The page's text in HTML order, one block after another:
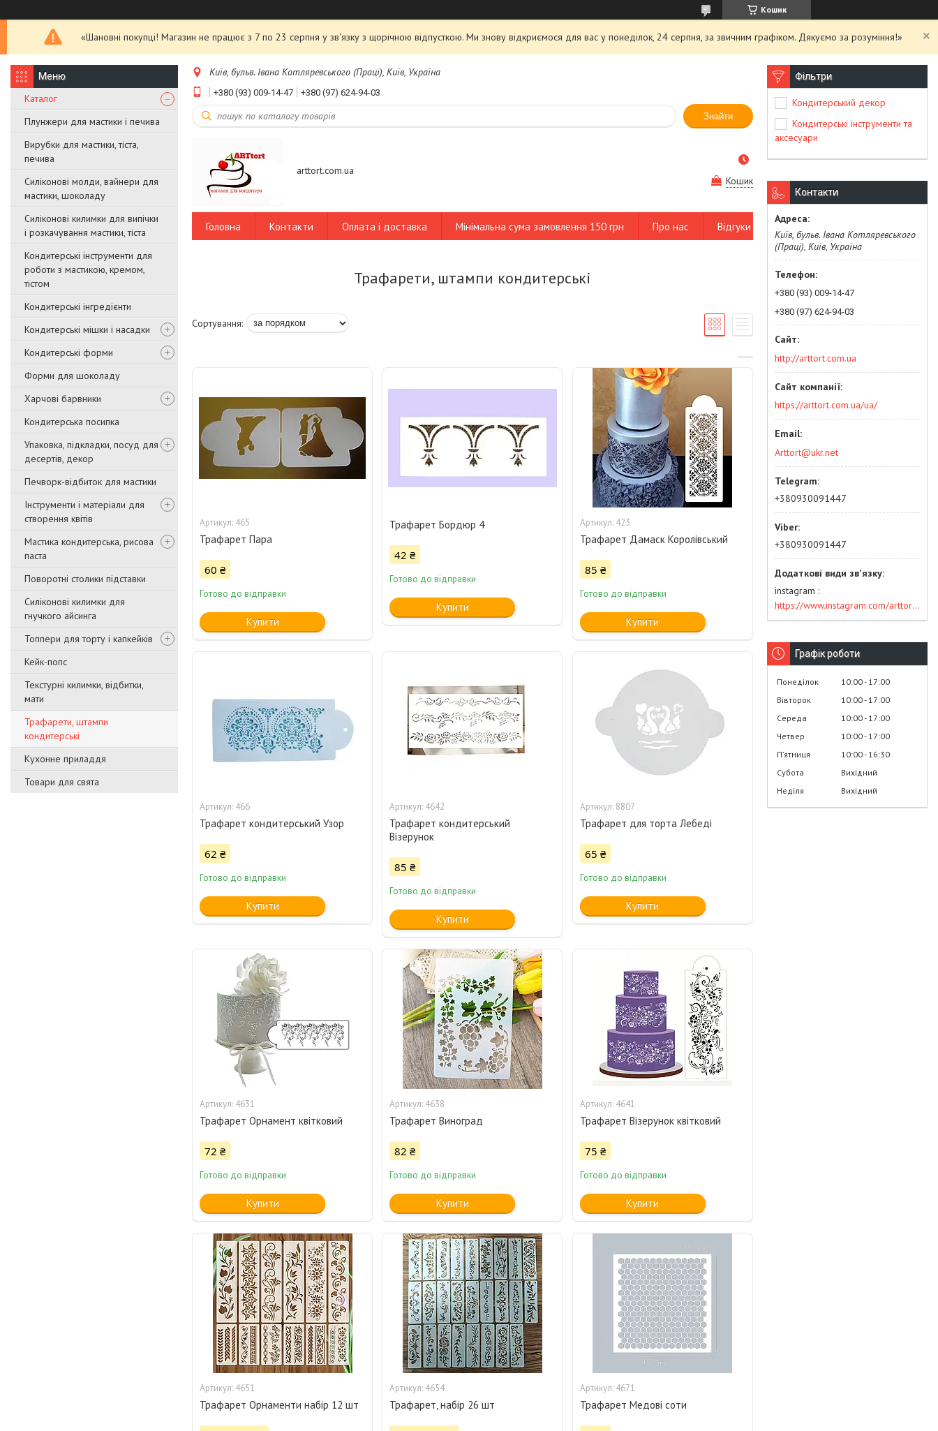
Кошик
«Шановні покупці! Магазин не працює з 7 по 23 серпня у зв'язку з щорічною відпусткою. Ми знову відкриємося для вас у понеділок, 24 серпня, за звичним графіком. Дякуємо за розуміння!»
Каталог
Плунжери для мастики і печива
Вирубки для мастики, тіста,
печива
Силіконові молди, вайнери для
мастики, шоколаду
Силіконові килимки для випічки
і розкачування мастики, тіста
Кондитерські інструменти для
роботи з мастикою, кремом,
тістом
Кондитерські інгредієнти
Кондитерські мішки і насадки
Кондитерські форми
Форми для шоколаду
Харчові барвники
Кондитерська посипка
Упаковка, підкладки, посуд для
десертів, декор
Печворк-відбиток для мастики
Інструменти і матеріали для
створення квітів
Мастика кондитерська, рисова
паста
Поворотні столики підставки
Силіконові килимки для
гнучкого айсинга
Топпери для торту і капкейків
Кейк-попс
Текстурні килимки, відбитки,
мати
Трафарети, штампи
кондитерські
Кухонне приладдя
Товари для свята
Київ, бульв. Івана Котляревського (Праці), Київ, Україна
+380 (93) 009-14-47 +380 (97) 624-94-03
Знайти
arttort.com.ua
Кошик
Головна Контакти Оплата і доставка Мінімальна сума замовлення 150 грн Про нас Відгуки
Трафарети, штампи кондитерські
465
Трафарет Пара
60 ₴
Готово до відправки
Купити
Трафарет Бордюр 4
42 ₴
Готово до відправки
Купити
423
Трафарет Дамаск Королівський
85 ₴
Готово до відправки
Купити
466
Трафарет кондитерський Узор
62 ₴
Готово до відправки
Купити
4642
Трафарет кондитерський
Візерунок
85 ₴
Готово до відправки
Купити
8807
Трафарет для торта Лебеді
65 ₴
Готово до відправки
Купити
4631
Трафарет Орнамент квітковий
72 ₴
Готово до відправки
Купити
4638
Трафарет Виноград
82 ₴
Готово до відправки
Купити
4641
Трафарет Візерунок квітковий
75 ₴
Готово до відправки
Купити
4651
Трафарет Орнаменти набір 12 шт
4654
Трафарет, набір 26 шт
4671
Трафарет Медові соти
Фільтри
Кондитерський декор
Кондитерські інструменти та
аксесуари
Контакти
Київ, бульв. Івана Котляревського
(Праці), Київ, Україна
+380 (93) 009-14-47
+380 (97) 624-94-03
http://arttort.com.ua
https://arttort.com.ua/ua/
Arttort@ukr.net
+380930091447
+380930091447
instagram
https://www.instagram.com/arttort.com.ua/
Графік роботи
Понеділок 10:00 17:00
Вівторок
10:00 17:00
Середа
10:00 17:00
Четвер
10:00 17:00
Пʼятниця
10:00 16:30
Субота
Вихідний
Неділя
Вихідний